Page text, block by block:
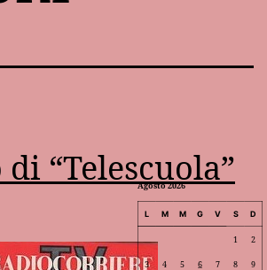
“Telescuola”
Agosto 2026
L M M G V S D
1 2
3 4 5 6 7 8 9